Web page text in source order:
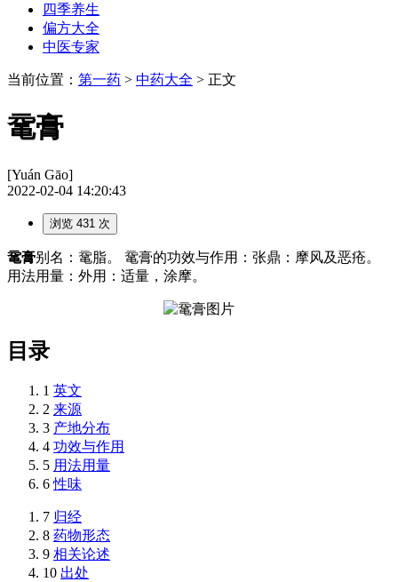
四季养生
偏方大全
中医专家
当前位置： 第一药 > 中药大全 > 正文
鼋膏
[Yuán Gāo]
2022-02-04 14:20:43
浏览 431 次
鼋膏别名：鼋脂。 鼋膏的功效与作用：张鼎：摩风及恶疮。
用法用量：外用：适量，涂摩。
目录
1 英文
2 来源
3 产地分布
4 功效与作用
5 用法用量
6 性味
7 归经
8 药物形态
9 相关论述
10 出处